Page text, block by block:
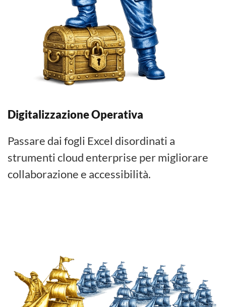
Digitalizzazione Operativa
Passare dai fogli Excel disordinati a
strumenti cloud enterprise per migliorare
collaborazione e accessibilità.